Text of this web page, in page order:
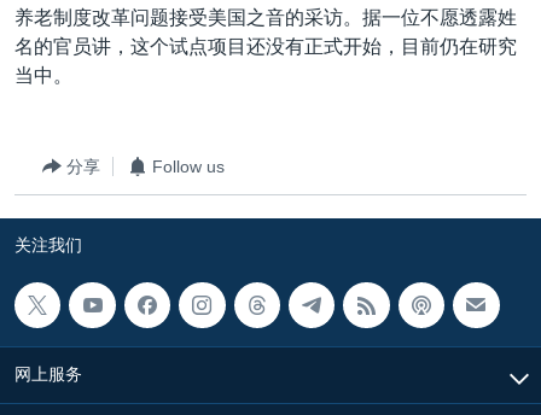
养老制度改革问题接受美国之音的采访。据一位不愿透露姓
名的官员讲，这个试点项目还没有正式开始，目前仍在研究
当中。
分享 Follow us
关注我们
网上服务